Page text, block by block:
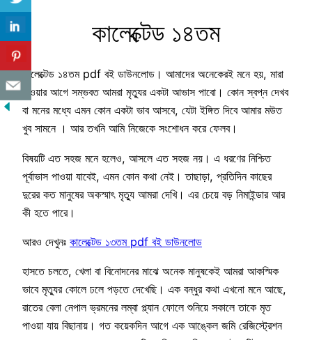
কালেক্টেড ১৪তম
কালেক্টেড ১৪তম pdf বই ডাউনলোড। আমাদের অনেকেরই মনে হয়, মারা
যাওয়ার আগে সম্ভবত আমরা মৃত্যুর একটা আভাস পাবো। কোন স্বপ্ন দেখব
বা মনের মধ্যে এমন কোন একটা ভাব আসবে, যেটা ইঙ্গিত দিবে আমার মউত
খুব সামনে । আর তখনি আমি নিজেকে সংশোধন করে ফেলব।
বিষয়টি এত সহজ মনে হলেও, আসলে এত সহজ নয়। এ ধরণের নিশ্চিত
পূর্বাভাস পাওয়া যাবেই, এমন কোন কথা নেই। তাছাড়া, প্রতিদিন কাছের
দুরের কত মানুষের অকস্মাৎ মৃত্যু আমরা দেখি। এর চেয়ে বড় নিমাইন্ডার আর
কী হতে পারে।
আরও দেখুনঃ কালেক্টেড ১৩তম pdf বই ডাউনলোড
হাসতে চলতে, খেলা বা বিনোদনের মাঝে অনেক মানুষকেই আমরা আকস্মিক
ভাবে মৃত্যুর কোলে ঢলে পড়তে দেখেছি। এক বন্ধুর কথা এখনো মনে আছে,
রাতের বেলা নেপাল ভ্রমনের লম্বা প্ল্যান ফোলে শুনিয়ে সকালে তাকে মৃত
পাওয়া যায় বিছানায়। গত কয়েকদিন আগে এক আঙ্কেল জমি রেজিস্ট্রেশন